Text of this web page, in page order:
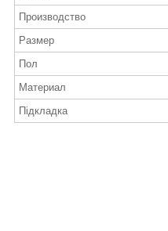
Производство
Размер
Пол
Материал
Підкладка